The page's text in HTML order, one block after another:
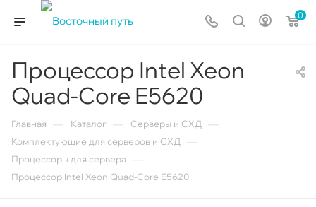
0
Процессор Intel Xeon
Quad-Core E5620
Главная Каталог Серверы и СХД
Комплектующие для серверов и СХД
Процессоры для сервера
Процессор Intel Xeon Quad-Core E5620